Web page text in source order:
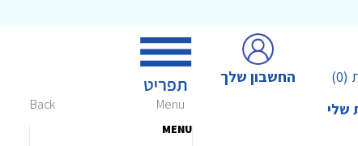
Menu
Back
MENU
החשבון שלך (0)
שלי